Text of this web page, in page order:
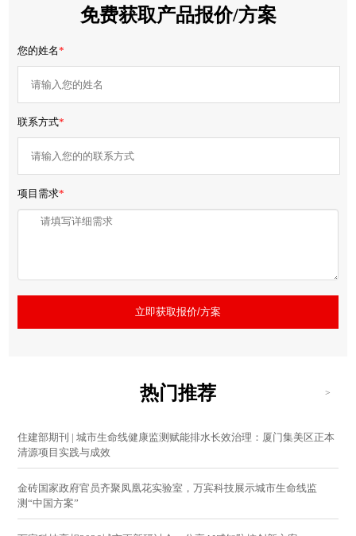
免费获取产品报价/方案
您的姓名*
联系方式*
项目需求*
立即获取报价/方案
热门推荐 >
住建部期刊 | 城市生命线健康监测赋能排水长效治理：厦门集美区正本
清源项目实践与成效
金砖国家政府官员齐聚凤凰花实验室，万宾科技展示城市生命线监
测“中国方案”